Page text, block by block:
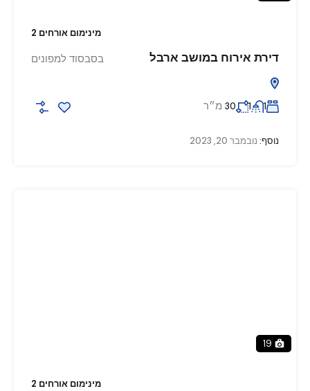
מינימום אורחים 2
דירת אירוח במושב ארבל בסבסוד למפונים
1
1
30 מ״ר
נוסף: נובמבר 20, 2023
19
מינימום אורחים 2